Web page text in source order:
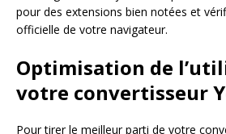
pour des extensions bien notées et
officielle de votre navigateur.
Optimisation de
votre convertisseur
Pour tirer le meilleur parti de votre